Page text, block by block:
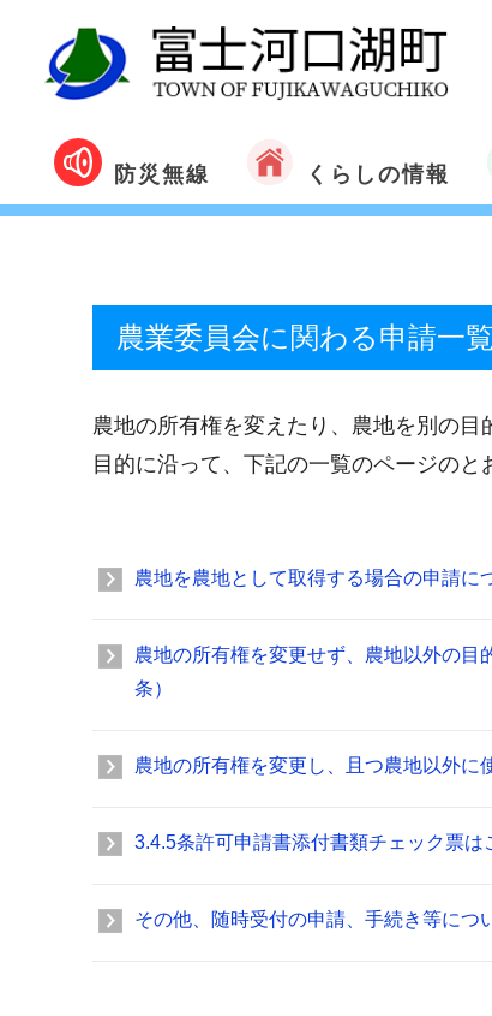
防災無線 くらしの情報
農業委員会に関わる申請一
農地の所有権を変えたり、農地を別の目
目的に沿って、下記の一覧のページのと
農地を農地として取得する場合の申請に
農地の所有権を変更せず、農地以外の
条）
農地の所有権を変更し、且つ農地以外に
3.4.5条許可申請書添付書類チェック票は
その他、随時受付の申請、手続き等につ